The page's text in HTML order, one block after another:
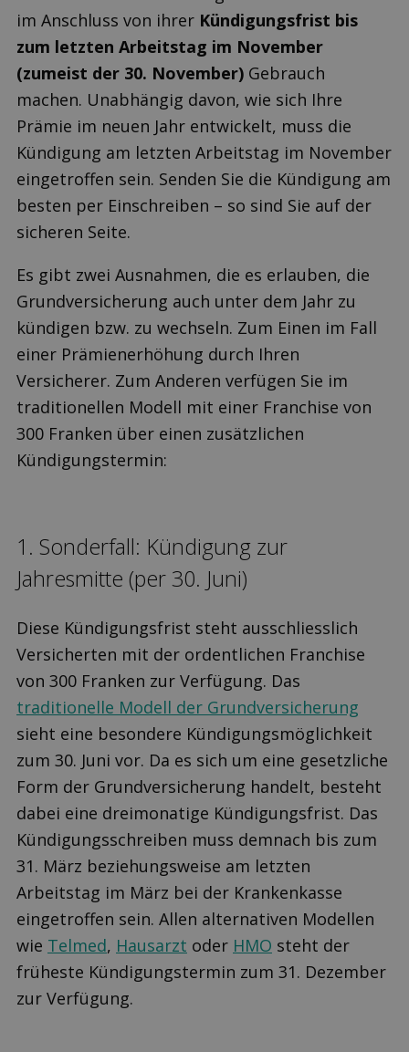
im Anschluss von ihrer Kündigungsfrist bis
zum letzten Arbeitstag im November
(zumeist der 30. November) Gebrauch
machen. Unabhängig davon, wie sich Ihre
Prämie im neuen Jahr entwickelt, muss die
Kündigung am letzten Arbeitstag im November
eingetroffen sein. Senden Sie die Kündigung am
besten per Einschreiben – so sind Sie auf der
sicheren Seite.
Es gibt zwei Ausnahmen, die es erlauben, die
Grundversicherung auch unter dem Jahr zu
kündigen bzw. zu wechseln. Zum Einen im Fall
einer Prämienerhöhung durch Ihren
Versicherer. Zum Anderen verfügen Sie im
traditionellen Modell mit einer Franchise von
300 Franken über einen zusätzlichen
Kündigungstermin:
1. Sonderfall: Kündi­gung zur
Jahresmitte (per 30. Juni)
Diese Kündigungsfrist steht ausschliesslich
Versicherten mit der ordentlichen Franchise
von 300 Franken zur Verfügung. Das
traditionelle Modell der Grundversicherung
sieht eine besondere Kündigungsmöglichkeit
zum 30. Juni vor. Da es sich um eine gesetzliche
Form der Grundversicherung handelt, besteht
dabei eine dreimonatige Kündigungsfrist. Das
Kündigungsschreiben muss demnach bis zum
31. März beziehungsweise am letzten
Arbeitstag im März bei der Krankenkasse
eingetroffen sein. Allen alternativen Modellen
wie Telmed, Hausarzt oder HMO steht der
früheste Kündigungstermin zum 31. Dezember
zur Verfügung.